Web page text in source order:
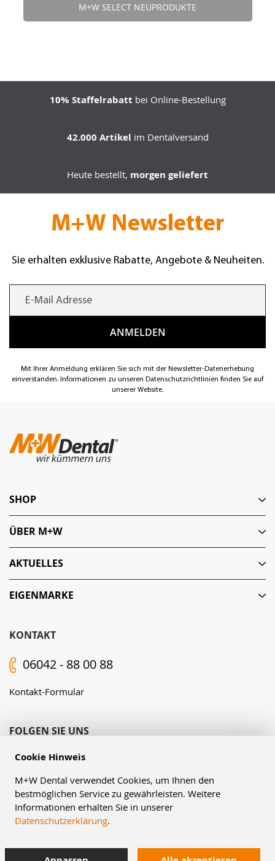
Cookie Hinweis
M+W Dental verwendet Cookies, um Ihnen den
bestmöglichen Service zu gewährleisten. Weitere
Informationen erhalten Sie in unserer
Datenschutzerklärung.
M+W SELECT NEUPRODUKTE
10% Staffelrabatt bei Online-Bestellung
42.000 Artikel im Dentalversand
Heute bestellt, morgen geliefert
M+W Newsletter
Sie erhalten exklusive Rabatte, Angebote & Neuheiten.
Mit Ihrer Anmeldung erklären Sie sich mit der Newsletter-Datenerhebung
einverstanden. Informationen zu unseren Datenschutzrichtlinien finden Sie auf
unserer Website.
KONTAKT
06042 - 88 00 88
Kontakt-Formular
FOLGEN SIE UNS
SHOP
ÜBER M+W
AKTUELLES
EIGENMARKE